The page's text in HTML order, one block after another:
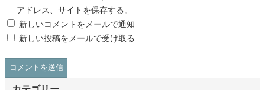
アドレス、サイトを保存する。
新しいコメントをメールで通知
新しい投稿をメールで受け取る